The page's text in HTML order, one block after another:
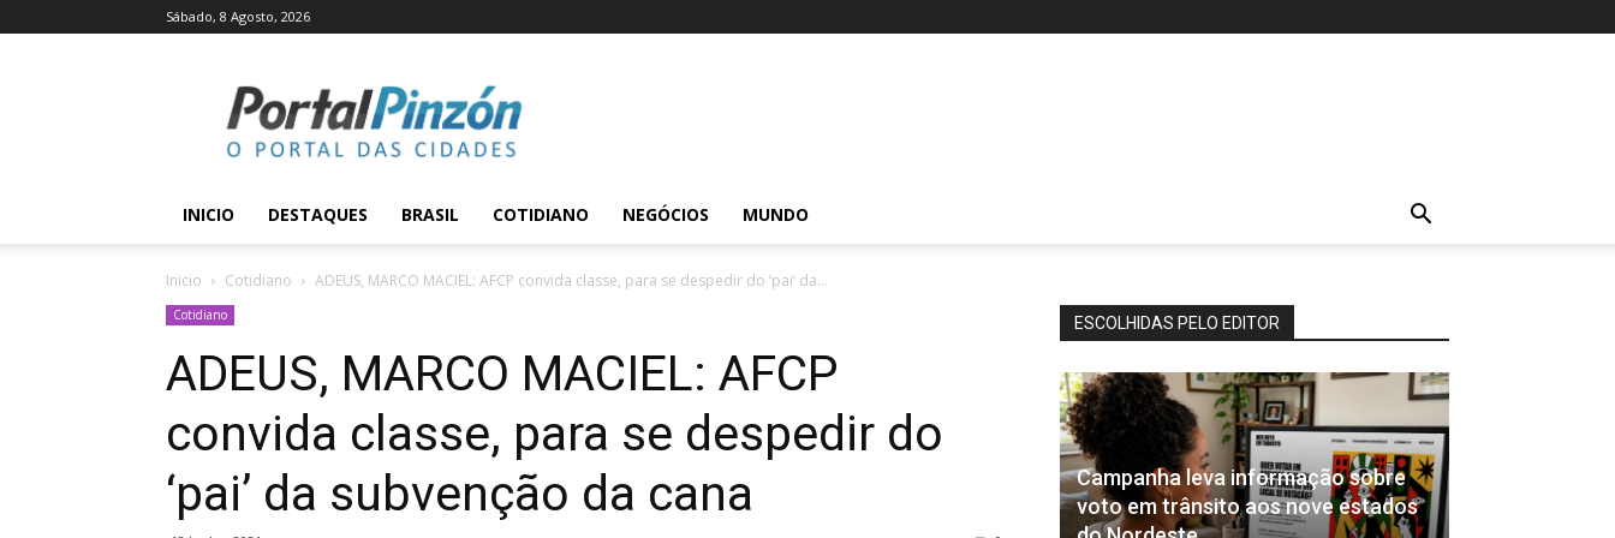
Sábado, 8 Agosto, 2026
Pinzón
INICIO DESTAQUES BRASIL COTIDIANO NEGÓCIOS MUNDO
Inicio Cotidiano ADEUS, MARCO MACIEL: AFCP convida classe, para se despedir do ‘pai’ da...
Cotidiano
ADEUS, MARCO MACIEL: AFCP
convida classe, para se despedir do
‘pai’ da subvenção da cana
ESCOLHIDAS PELO EDITOR
Campanha leva informação sobre
voto em trânsito aos nove estados